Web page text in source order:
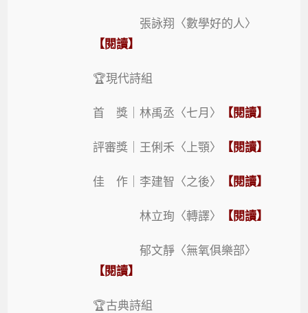
張詠翔〈數學好的人〉
【閱讀】
🏆現代詩組
首 獎｜林禹丞〈七月〉 【閱讀】
評審獎｜王俐禾〈上顎〉 【閱讀】
佳 作｜李建智〈之後〉 【閱讀】
林立珣〈轉譯〉 【閱讀】
郁文靜〈無氧俱樂部〉
【閱讀】
🏆古典詩組